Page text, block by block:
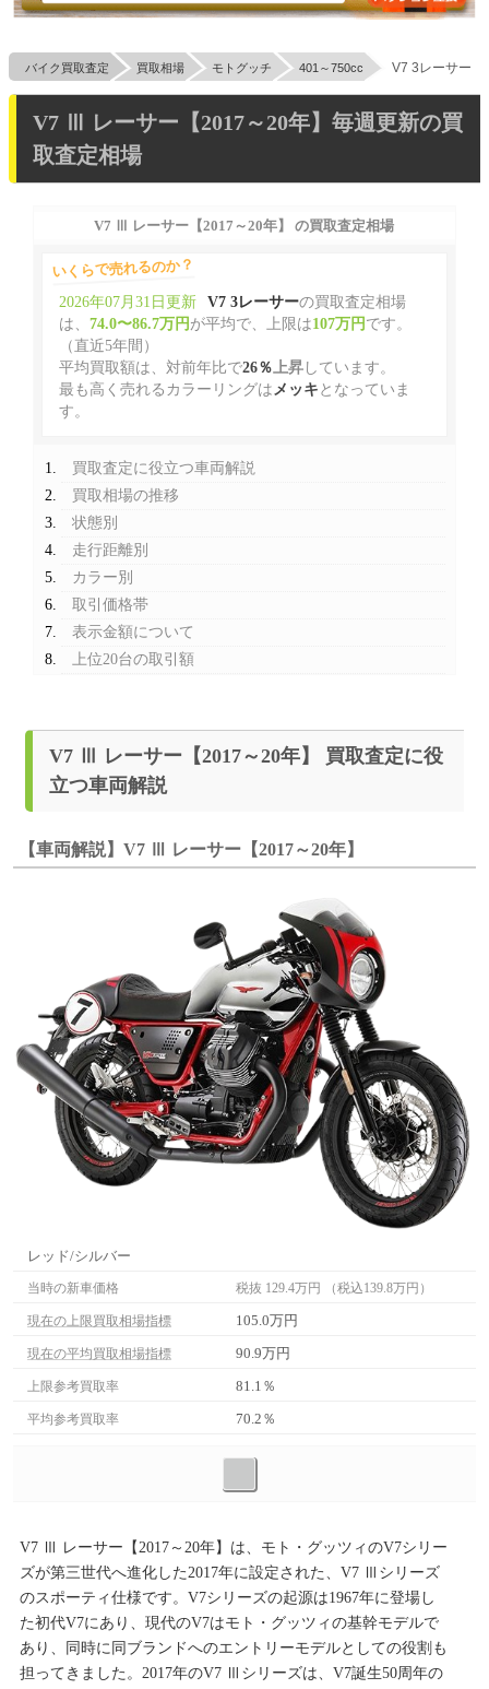
バイク買取査定 買取相場 モトグッチ 401～750cc V7 3レーサー
V7 Ⅲ レーサー【2017～20年】毎週更新の買
取査定相場
V7 Ⅲ レーサー【2017～20年】 の買取査定相場
いくらで売れるのか？
2026年07月31日更新 V7 3レーサーの買取査定相場
は、 74.0〜86.7万円 が平均で、上限は107万円 です。
（直近5年間）
平均買取額は、対前年比で26％ 上昇しています。
最も高く売れるカラーリングは メッキ となっていま
す。
買取査定に役立つ車両解説
買取相場の推移
状態別
走行距離別
カラー別
取引価格帯
表示金額について
上位20台の取引額
V7 Ⅲ レーサー【2017～20年】 買取査定に役
立つ車両解説
【車両解説】V7 Ⅲ レーサー【2017～20年】
レッド/シルバー
当時の新車価格 税抜 129.4万円 （税込139.8万円）
現在の上限買取相場指標 105.0万円
現在の平均買取相場指標 90.9万円
上限参考買取率 81.1％
平均参考買取率 70.2％
V7 Ⅲ レーサー【2017～20年】は、モト・グッツィのV7シリー
ズが第三世代へ進化した2017年に設定された、V7 Ⅲシリーズ
のスポーティ仕様です。V7シリーズの起源は1967年に登場し
た初代V7にあり、現代のV7はモト・グッツィの基幹モデルで
あり、同時に同ブランドへのエントリーモデルとしての役割も
担ってきました。2017年のV7 Ⅲシリーズは、V7誕生50周年の